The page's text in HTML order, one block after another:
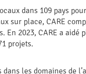
dans 109 pays
sur place, CARE
2023, CARE a aidé
projets.
les domaines de